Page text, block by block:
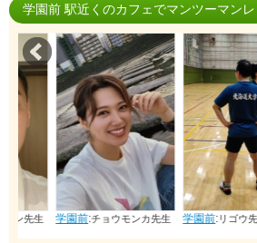
学園前 駅近くのカフェでマンツーマンレ
学園前 チョウモンカ先生 学園前 リゴウ先生
Prev